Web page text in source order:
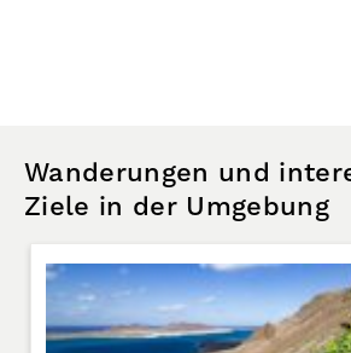
Wanderungen und
Ziele in der Umgebung